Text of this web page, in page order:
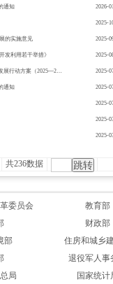
通知 2026-
2025-
的实施意见 2025-
发利用若干举措》 2025-
宁波市人民政府办公厅关于印发宁波市加快推进数据要素市场高质量发展行动方案（2025—2027年）的通知 2025-
通知 2025-
2025-
2025-
2025-
共236数据
委员会
教育部
财政部
部
住房和城乡
退役军人事
局 国家统计